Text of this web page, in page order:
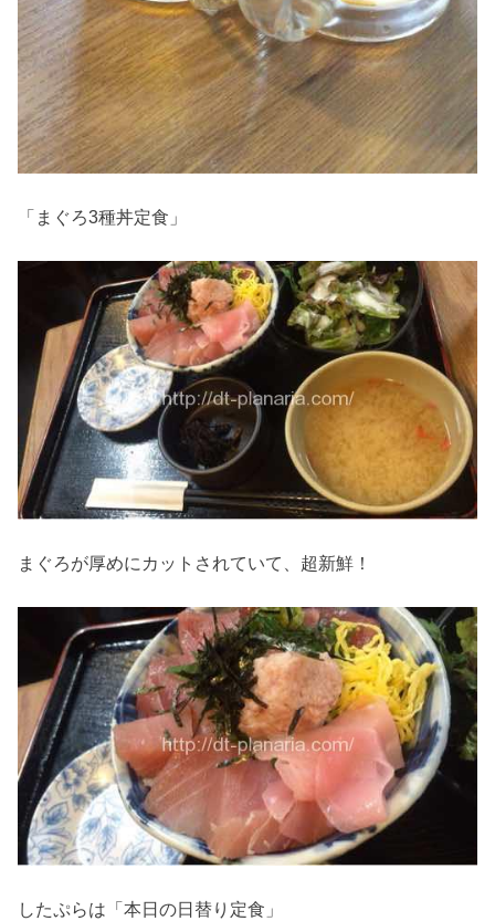
「まぐろ3種丼定食」
まぐろが厚めにカットされていて、超新鮮！
したぷらは「本日の日替り定食」